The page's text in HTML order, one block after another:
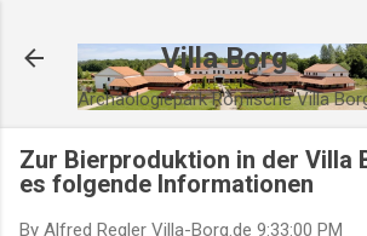
Villa Borg
Archäologiepark Römische Villa
Zur Bierproduktion in der Villa
es folgende Informationen
By Alfred Regler Villa-Borg.de 9:33:00 PM